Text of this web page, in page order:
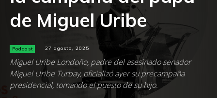
de Miguel Uribe
Podcast 27 agosto, 2025
Miguel Uribe Londoño, padre del asesinado senador
Miguel Uribe Turbay, oficializó ayer su precampaña
presidencial, tomando el puesto de su hijo.